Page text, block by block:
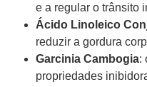
e a regular o trânsito
Ácido Linoleico
reduzir a gordura
Garcinia Cambogia:
propriedades